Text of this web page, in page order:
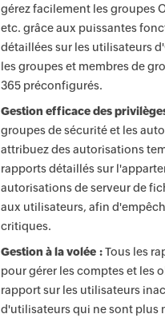
gérez facilement les groupes
etc. grâce aux puissantes
détaillées sur les utilisateurs
les groupes et membres de
365 préconfigurés.
Gestion efficace des
groupes de sécurité et les
attribuez des autorisations
rapports détaillés sur
autorisations de serveur de
aux utilisateurs, afin
critiques.
Gestion à la volée :Tous les
pour gérer les comptes et les
rapport sur les utilisateurs
d'utilisateurs qui ne sont plus